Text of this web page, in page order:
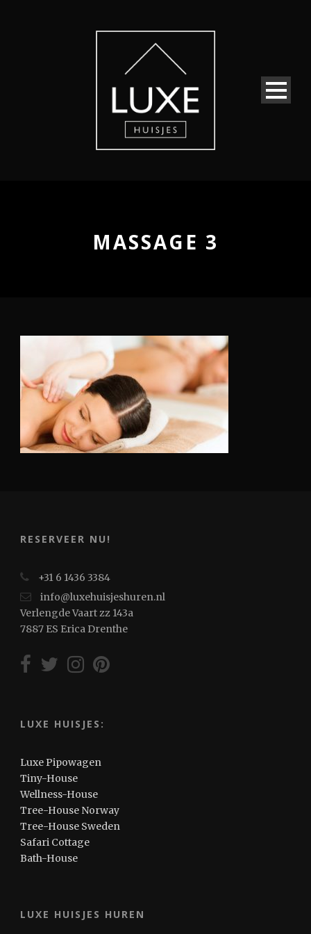
MASSAGE 3
RESERVEER NU!
+31 6 1436 3384
info@luxehuisjeshuren.nl
Verlengde Vaart zz 143a
7887 ES Erica Drenthe
LUXE HUISJES:
Luxe Pipowagen
Tiny-House
Wellness-House
Tree-House Norway
Tree-House Sweden
Safari Cottage
Bath-House
LUXE HUISJES HUREN